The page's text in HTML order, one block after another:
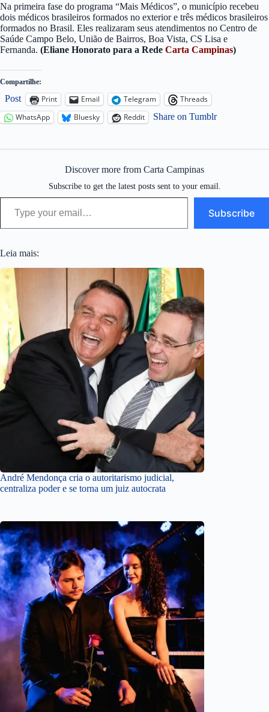
Na primeira fase do programa “Mais Médicos”, o município recebeu
dois médicos brasileiros formados no exterior e três médicos brasileiros
formados no Brasil. Eles realizaram seus atendimentos no Centro de
Saúde Campo Belo, União de Bairros, Boa Vista, CS Lisa e
Fernanda. (Eliane Honorato para a Rede Carta Campinas)
Compartilhe:
Post Print Email Telegram
Threads
WhatsApp
Bluesky Reddit Share on Tumblr
Discover more from Carta Campinas
Subscribe to get the latest posts sent to your email.
Type your email…
Subscribe
Leia mais:
André Mendonça cria o autoritarismo judicial,
centraliza poder e se torna um juiz autocrata